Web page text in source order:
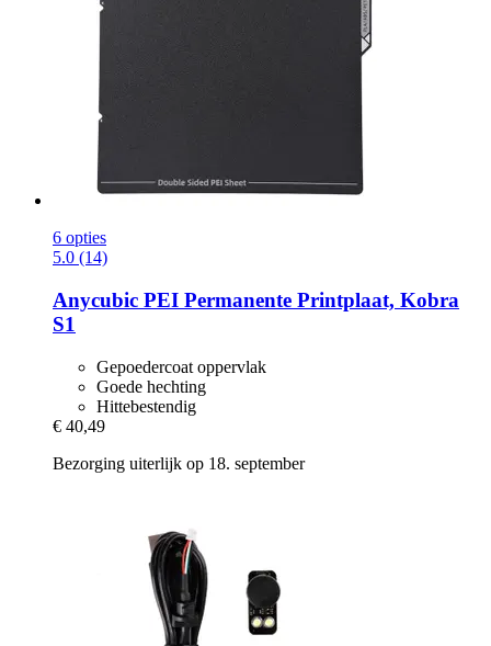
6 opties
5.0 (14)
Anycubic PEI Permanente Printplaat, Kobra
S1
Gepoedercoat oppervlak
Goede hechting
Hittebestendig
€ 40,49
Bezorging uiterlijk op 18. september